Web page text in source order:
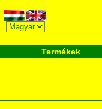
Termékek